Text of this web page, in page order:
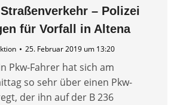
– Polizei
für Vorfall in Altena
25. Februar 2019 um 13:20
Pkw-Fahrer hat sich am
so sehr über einen Pkw-
der ihn auf der B 236